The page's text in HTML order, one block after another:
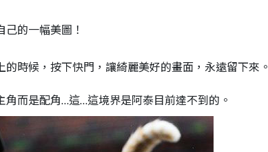
的一幅美圖！
時候，按下快門，讓綺麗美好的畫面，永遠留下來。
角而是配角…這…這境界是阿泰目前達不到的。